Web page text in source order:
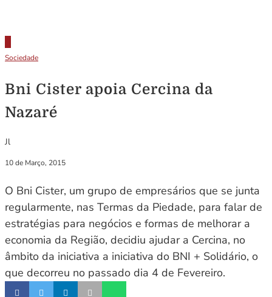
Sociedade
Bni Cister apoia Cercina da
Nazaré
Jl
10 de Março, 2015
O Bni Cister, um grupo de empresários que se junta
regularmente, nas Termas da Piedade, para falar de
estratégias para negócios e formas de melhorar a
economia da Região, decidiu ajudar a Cercina, no
âmbito da iniciativa a iniciativa do BNI + Solidário, o
que decorreu no passado dia 4 de Fevereiro.